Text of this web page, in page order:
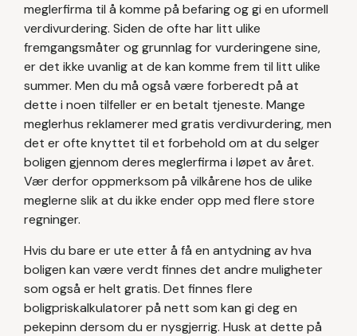
meglerfirma til å komme på befaring og gi en uformell
verdivurdering. Siden de ofte har litt ulike
fremgangsmåter og grunnlag for vurderingene sine,
er det ikke uvanlig at de kan komme frem til litt ulike
summer. Men du må også være forberedt på at
dette i noen tilfeller er en betalt tjeneste. Mange
meglerhus reklamerer med gratis verdivurdering, men
det er ofte knyttet til et forbehold om at du selger
boligen gjennom deres meglerfirma i løpet av året.
Vær derfor oppmerksom på vilkårene hos de ulike
meglerne slik at du ikke ender opp med flere store
regninger.
Hvis du bare er ute etter å få en antydning av hva
boligen kan være verdt finnes det andre muligheter
som også er helt gratis. Det finnes flere
boligpriskalkulatorer på nett som kan gi deg en
pekepinn dersom du er nysgjerrig. Husk at dette på